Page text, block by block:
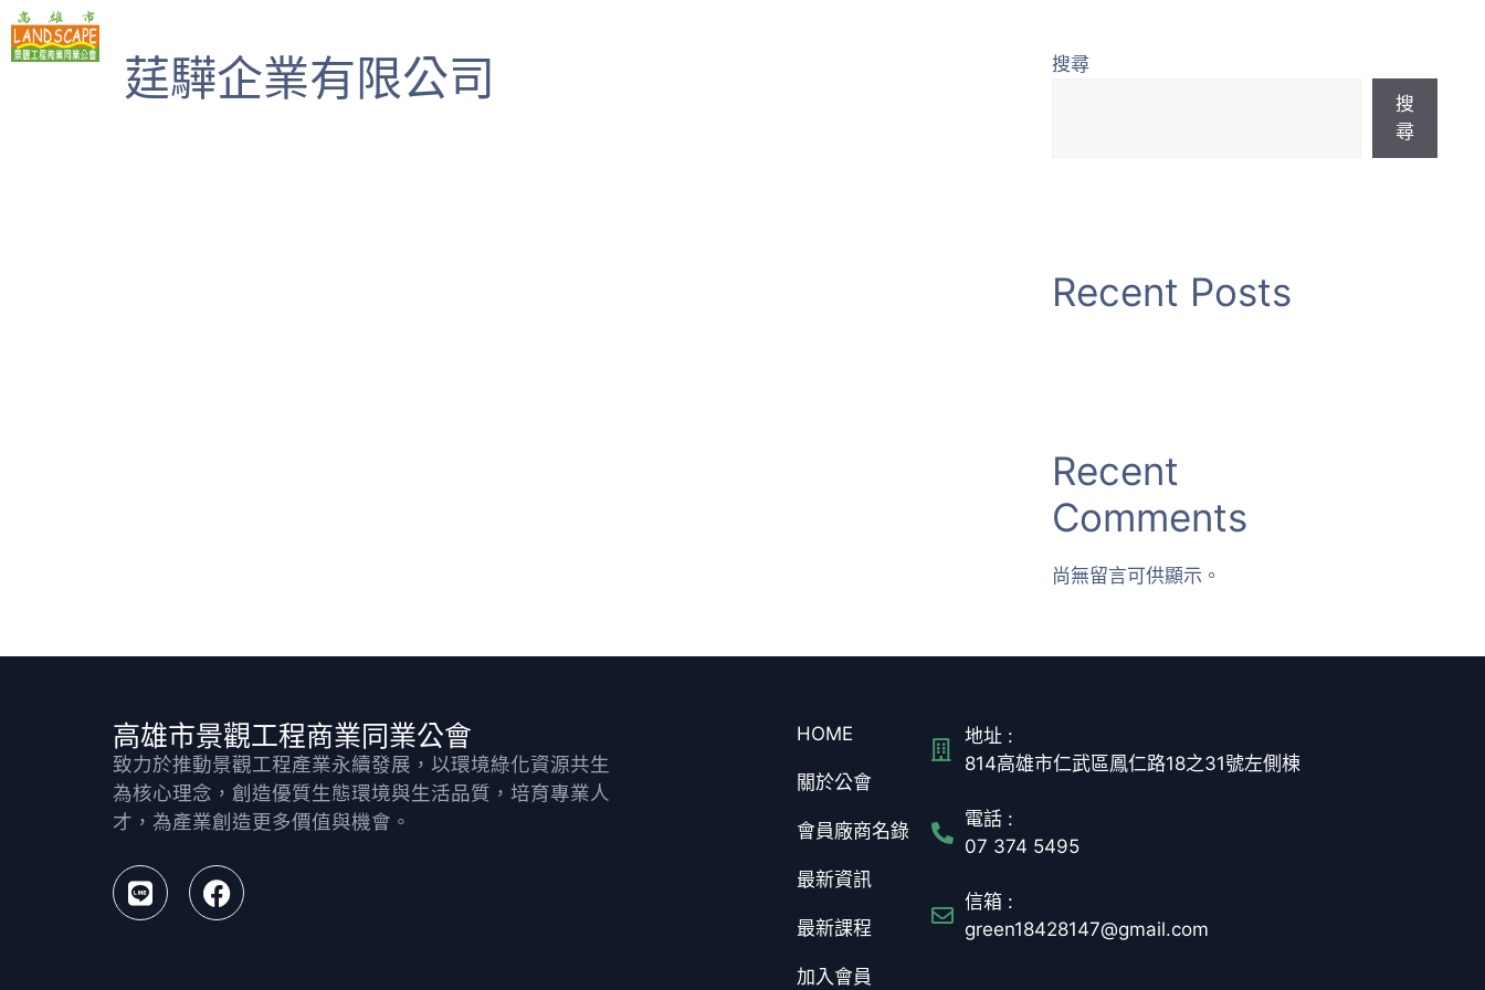
莛驊企業有限公司
搜尋
搜
尋
Recent Posts
Recent
Comments
尚無留言可供顯示。
高雄市景觀工程商業同業公會
致力於推動景觀工程產業永續發展，以環境綠化資源共生
為核心理念，創造優質生態環境與生活品質，培育專業人
才，為產業創造更多價值與機會。
HOME
關於公會
會員廠商名錄
最新資訊
最新課程
加入會員
地址 :
814高雄市仁武區鳳仁路18之31號左側棟
電話 :
07 374 5495
信箱 :
green18428147@gmail.com